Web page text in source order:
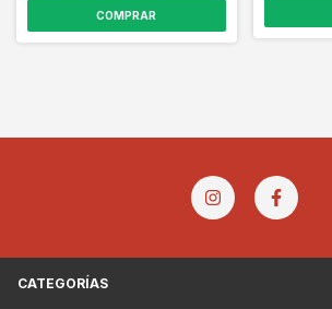
COMPRAR
CATEGORÍAS